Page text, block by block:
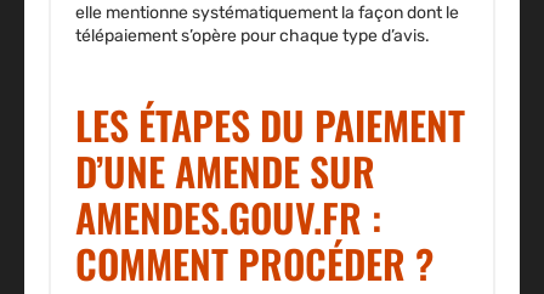
elle mentionne systématiquement la façon dont le
télépaiement s’opère pour chaque type d’avis.
LES ÉTAPES DU PAIEMENT
D’UNE AMENDE SUR
AMENDES.GOUV.FR :
COMMENT PROCÉDER ?